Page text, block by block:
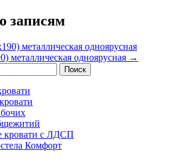
записям
металлическая одноярусная
металлическая одноярусная →
кровати с ЛДСП
Комфорт